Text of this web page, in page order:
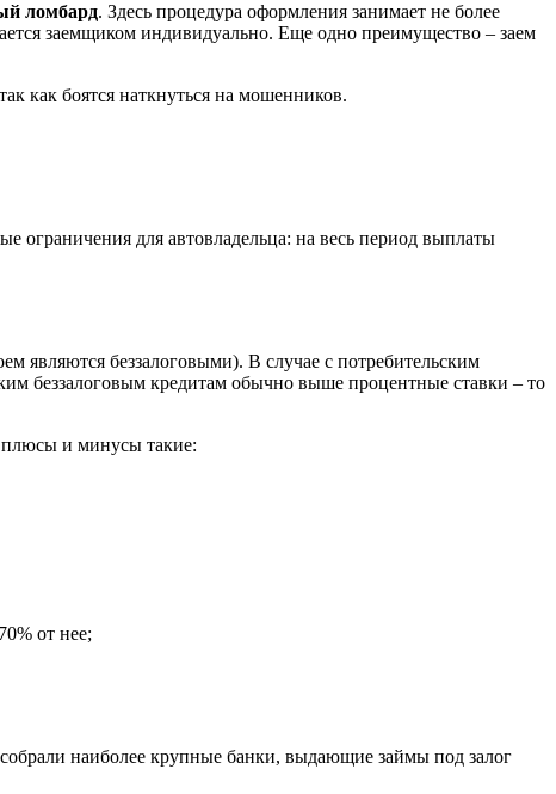
ломбард. Здесь процедура оформления занимает не более
заемщиком индивидуально. Еще одно преимущество – заем
как боятся наткнуться на мошенников.
ограничения для автовладельца: на весь период выплаты
являются беззалоговыми). В случае с потребительским
беззалоговым кредитам обычно выше процентные ставки – то
и минусы такие:
от нее;
наиболее крупные банки, выдающие займы под залог